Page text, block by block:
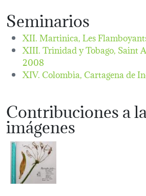
Seminarios
XII. Martinica, Les
XIII. Trinidad y Tobago, Saint
2008
XIV. Colombia, Cartagena de
Contribuciones a
imágenes